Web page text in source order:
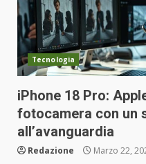
Tecnologia
iPhone 18 Pro:
fotocamera con un
all’avanguardia
Redazione Marzo 22,